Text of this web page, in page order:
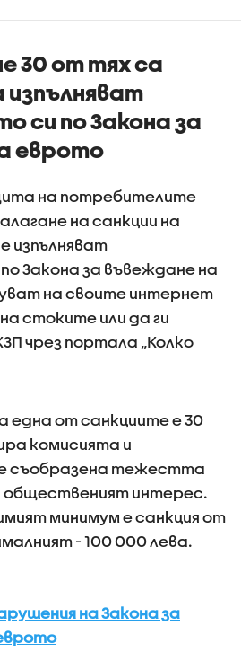
30 от тях са
изпълняват
си по Закона за
еврото
на потребителите
на санкции на
изпълняват
Закона за въвеждане на
на своите интернет
стоките или да ги
чрез портала „Колко
една от санкциите е 30
комисията и
съобразена тежестта
общественият интерес.
минимум е санкция от
- 100 000 лева.
на Закона за